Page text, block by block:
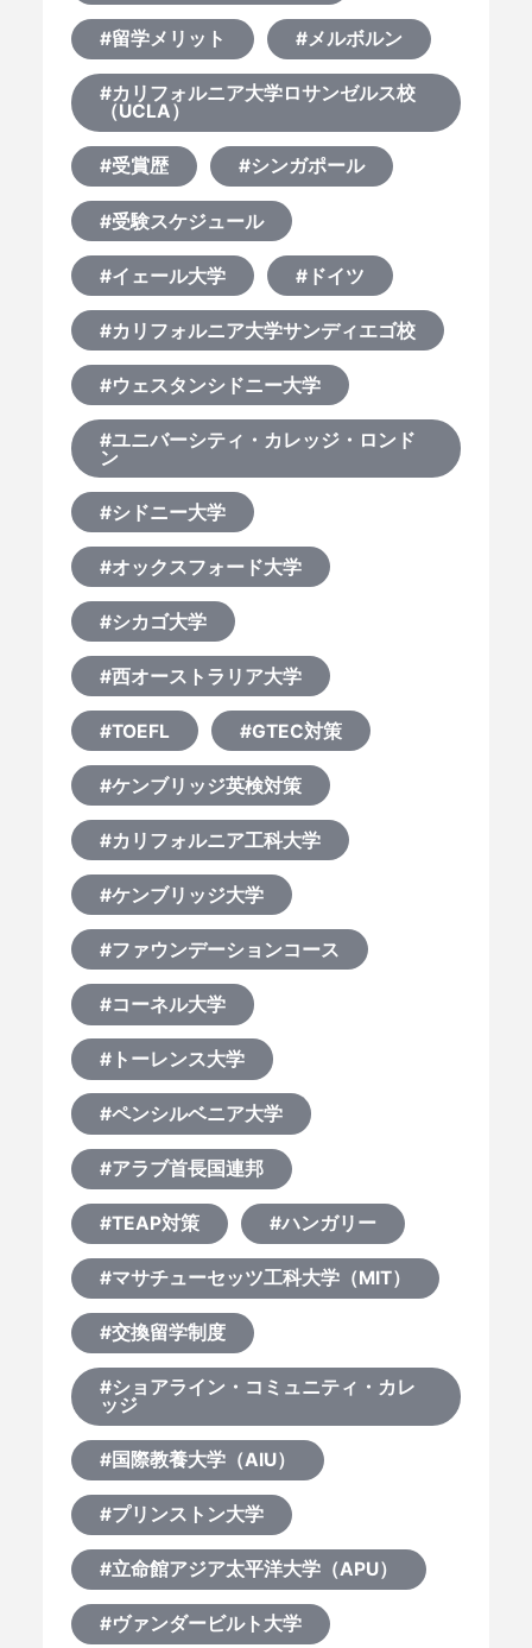
#留学メリット #メルボルン
#カリフォルニア大学ロサンゼルス校
（UCLA）
#受賞歴 #シンガポール
#受験スケジュール
#イェール大学 #ドイツ
#カリフォルニア大学サンディエゴ校
#ウェスタンシドニー大学
#ユニバーシティ・カレッジ・ロンド
ン
#シドニー大学
#オックスフォード大学
#シカゴ大学
#西オーストラリア大学
#TOEFL #GTEC対策
#ケンブリッジ英検対策
#カリフォルニア工科大学
#ケンブリッジ大学
#ファウンデーションコース
#コーネル大学
#トーレンス大学
#ペンシルベニア大学
#アラブ首長国連邦
#TEAP対策 #ハンガリー
#マサチューセッツ工科大学（MIT）
#交換留学制度
#ショアライン・コミュニティ・カレ
ッジ
#国際教養大学（AIU）
#プリンストン大学
#立命館アジア太平洋大学（APU）
#ヴァンダービルト大学